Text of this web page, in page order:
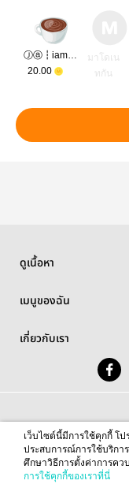
Ⓙⓐ┇iamy᯽kun
20.00
มาโดเน
ทกัน
ดูเนื้อหา
เมนูของฉัน
เกี่ยวกับเรา
© 2026
This site is protected by
เว็บไซต์นี้มีการใช้คุกกี้ โ
ประสบการณ์การใช้บริก
ศึกษาวิธีการตั้งค่าการค
การใช้คุกกี้ของเราที่นี่